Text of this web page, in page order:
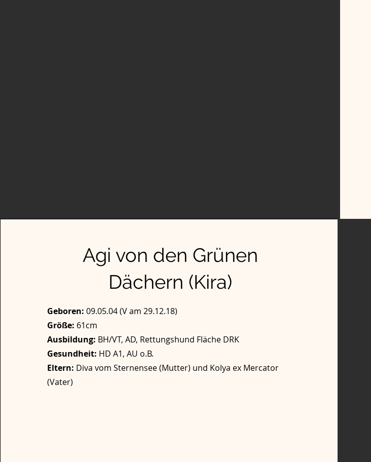
Agi von den Grünen
Dächern (Kira)
Geboren: 09.05.04 (V am 29.12.18)
Größe: 61cm
Ausbildung: BH/VT, AD, Rettungshund Fläche DRK
Gesundheit: HD A1, AU o.B.
Eltern: Diva vom Sternensee (Mutter) und Kolya ex Mercator
(Vater)